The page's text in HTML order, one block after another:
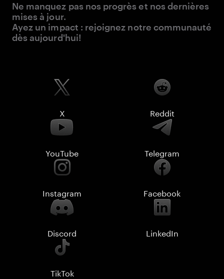
Ne manquez pas nos progrès et nos dernières
mises à jour.
Ayez un impact : rejoignez notre communauté
dès aujourd'hui!
X Reddit
YouTube Telegram
Instagram Facebook
Discord LinkedIn
TikTok